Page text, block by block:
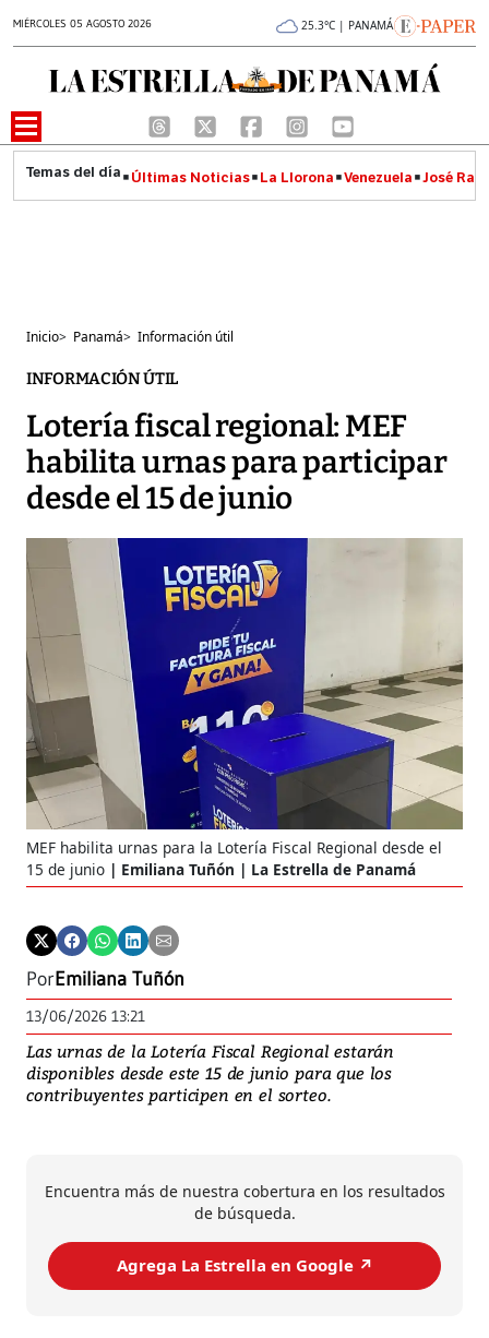
MIÉRCOLES 05 AGOSTO 2026 25.3°C | PANAMÁ
Últimas Noticias La Llorona Venezuela José
Inicio> Panamá> Información útil
INFORMACIÓN ÚTIL
Lotería fiscal regional: MEF
habilita urnas para participar
desde el 15 de junio
MEF habilita urnas para la Lotería Fiscal Regional desde el
15 de junio
Emiliana Tuñón | La Estrella de Panamá
PorEmiliana Tuñón
13/06/2026 13:21
Las urnas de la Lotería Fiscal Regional estarán
disponibles desde este 15 de junio para que los
contribuyentes participen en el sorteo.
Encuentra más de nuestra cobertura en los resultados
de búsqueda.
Agrega La Estrella en Google ↗️